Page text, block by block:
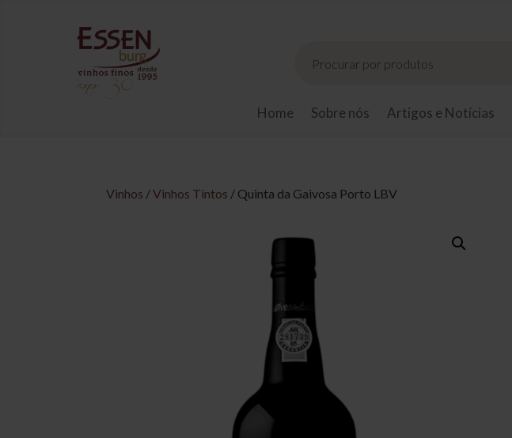
produtos
Home Sobre nós Artigos e Notícias
Vinhos /Vinhos Tintos / Quinta da Gaivosa Porto LBV